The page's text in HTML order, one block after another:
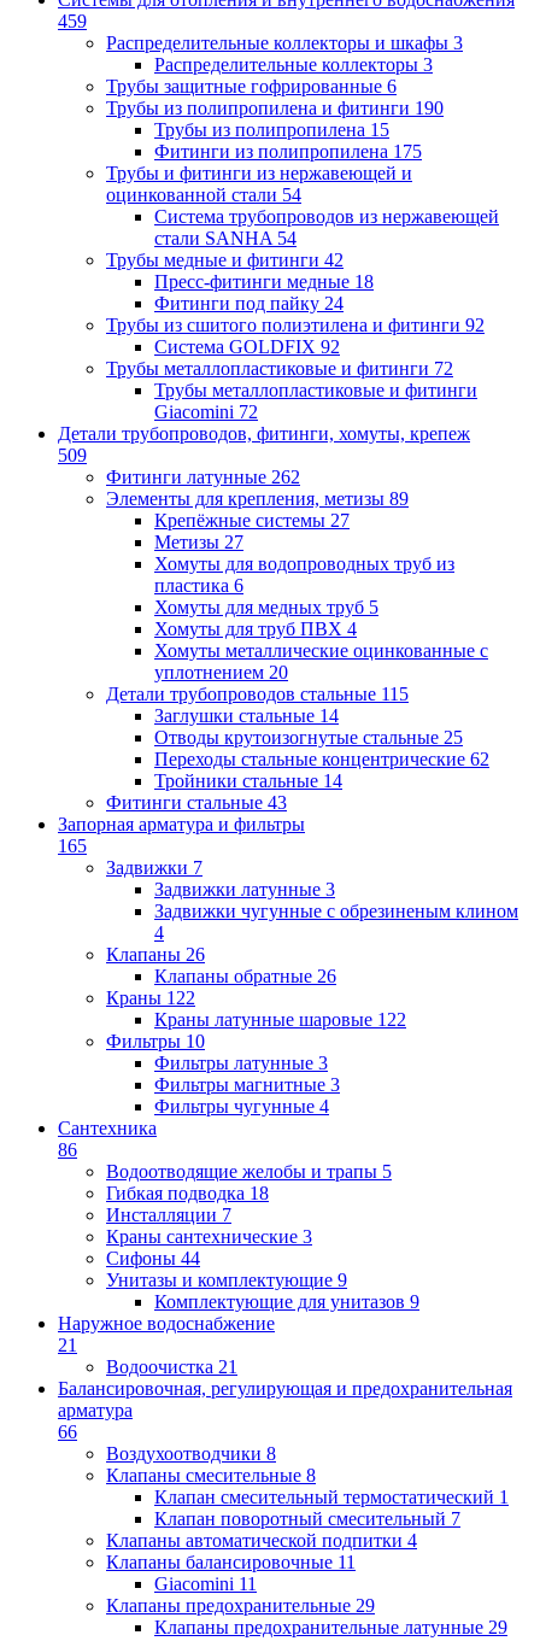
459
Распределительные коллекторы и шкафы 3
Распределительные коллекторы 3
Трубы защитные гофрированные 6
Трубы из полипропилена и фитинги 190
Трубы из полипропилена 15
Фитинги из полипропилена 175
Трубы и фитинги из нержавеющей и
оцинкованной стали 54
Система трубопроводов из нержавеющей
стали SANHA 54
Трубы медные и фитинги 42
Пресс-фитинги медные 18
Фитинги под пайку 24
Трубы из сшитого полиэтилена и фитинги 92
Система GOLDFIX 92
Трубы металлопластиковые и фитинги 72
Трубы металлопластиковые и фитинги
Giacomini 72
Детали трубопроводов, фитинги, хомуты, крепеж
509
Фитинги латунные 262
Элементы для крепления, метизы 89
Крепёжные системы 27
Метизы 27
Хомуты для водопроводных труб из
пластика 6
Хомуты для медных труб 5
Хомуты для труб ПВХ 4
Хомуты металлические оцинкованные с
уплотнением 20
Детали трубопроводов стальные 115
Заглушки стальные 14
Отводы крутоизогнутые стальные 25
Переходы стальные концентрические 62
Тройники стальные 14
Фитинги стальные 43
Запорная арматура и фильтры
165
Задвижки 7
Задвижки латунные 3
Задвижки чугунные с обрезиненым клином
4
Клапаны 26
Клапаны обратные 26
Краны 122
Краны латунные шаровые 122
Фильтры 10
Фильтры латунные 3
Фильтры магнитные 3
Фильтры чугунные 4
Сантехника
86
Водоотводящие желобы и трапы 5
Гибкая подводка 18
Инсталляции 7
Краны сантехнические 3
Сифоны 44
Унитазы и комплектующие 9
Комплектующие для унитазов 9
Наружное водоснабжение
21
Водоочистка 21
Балансировочная, регулирующая и предохранительная
арматура
66
Воздухоотводчики 8
Клапаны cмесительные 8
Клапан cмесительный термостатический 1
Клапан поворотный cмесительный 7
Клапаны автоматической подпитки 4
Клапаны балансировочные 11
Giacomini 11
Клапаны предохранительные 29
Клапаны предохранительные латунные 29